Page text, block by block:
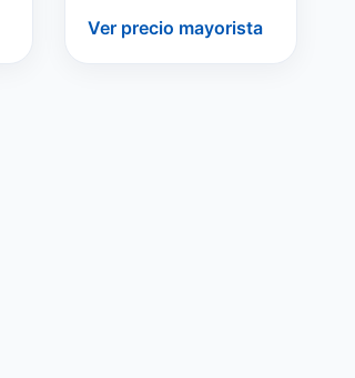
Ver precio mayorista